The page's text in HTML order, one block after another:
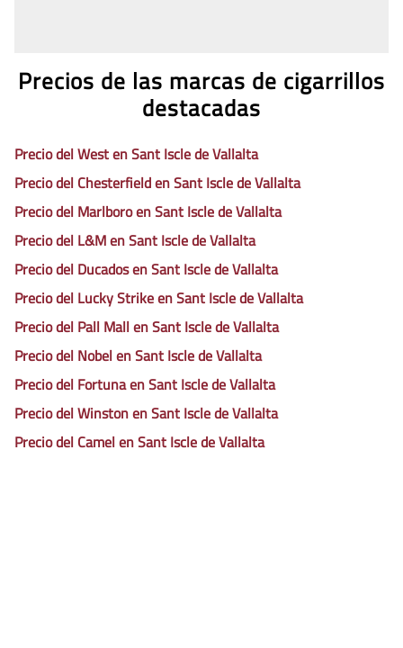
Precios de las marcas de cigarrillos
destacadas
Precio del West en Sant Iscle de Vallalta
Precio del Chesterfield en Sant Iscle de Vallalta
Precio del Marlboro en Sant Iscle de Vallalta
Precio del L&M en Sant Iscle de Vallalta
Precio del Ducados en Sant Iscle de Vallalta
Precio del Lucky Strike en Sant Iscle de Vallalta
Precio del Pall Mall en Sant Iscle de Vallalta
Precio del Nobel en Sant Iscle de Vallalta
Precio del Fortuna en Sant Iscle de Vallalta
Precio del Winston en Sant Iscle de Vallalta
Precio del Camel en Sant Iscle de Vallalta